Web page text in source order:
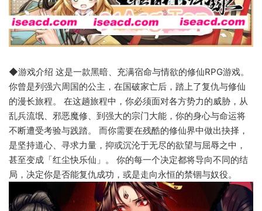
◆游戏介绍 这是一款黑暗、充满宿命与情欲的修仙RPG游戏。
你曾是列强六周国的公主，在国破家亡后，踏上了复仇与修仙
的漫长旅程。 在这趟旅程中，你必须面对各方势力的威胁，从
乱兵流氓、邪恶魔修、到强大的宗门大能，你的身心与命运将
不断遭受考验与践踏。 而你需要在残酷的修仙界中做出抉择，
是坚持道心、寻求力量，抑或沉沦于无尽的欲望与屈辱之中，
甚至变成「红尘快乐仙」。 你的每一个决定都将导向不同的结
局，决定你是否能复仇成功，或是走向永恒的禁锢与奴役。